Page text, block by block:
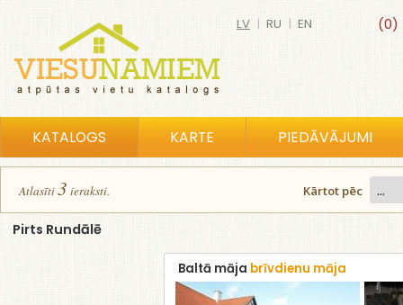
(0)
LV | RU | EN
KATALOGS KARTE PIEDĀVĀJUMI
Atlasīti3 ieraksti. Kārtot pēc
Pirts Rundālē
Baltā māja brīvdienu māja